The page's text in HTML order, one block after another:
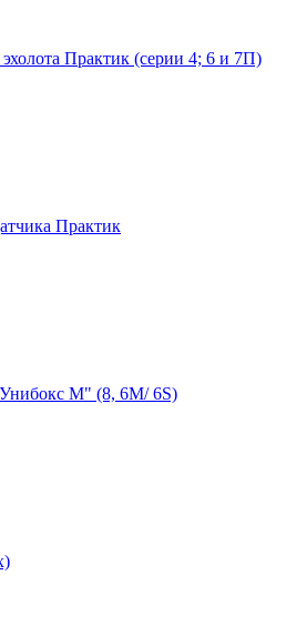
Практик (серии 4; 6 и 7П)
Практик
М" (8, 6M/ 6S)